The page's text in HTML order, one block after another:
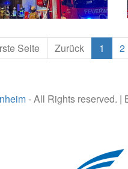
Seite Zurück 1 2
- All Rights reserved. |